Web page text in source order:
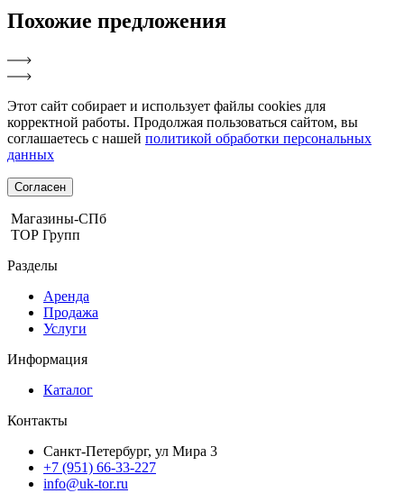
Похожие предложения
Этот сайт собирает и использует файлы cookies для
корректной работы. Продолжая пользоваться сайтом, вы
соглашаетесь с нашей политикой обработки персональных
данных
Согласен
Магазины-СПб
ТОР Групп
Разделы
Аренда
Продажа
Услуги
Информация
Каталог
Контакты
Санкт-Петербург, ул Мира 3
+7 (951) 66-33-227
info@uk-tor.ru